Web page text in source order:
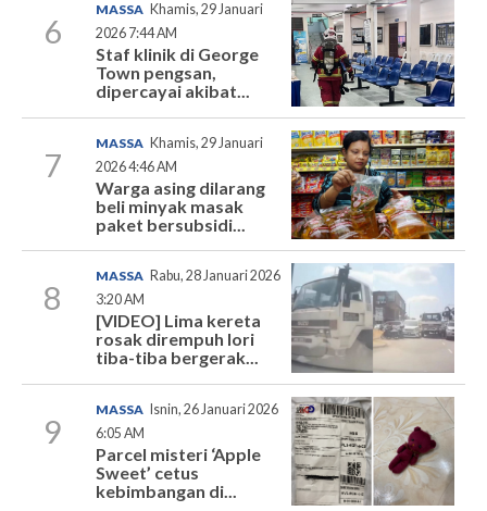
6
MASSA Khamis, 29 Januari
2026 7:44 AM
Staf klinik di George
Town pengsan,
dipercayai akibat...
7
MASSA Khamis, 29 Januari
2026 4:46 AM
Warga asing dilarang
beli minyak masak
paket bersubsidi...
8
MASSA Rabu, 28 Januari 2026
3:20 AM
[VIDEO] Lima kereta
rosak dirempuh lori
tiba-tiba bergerak...
9
MASSA
Isnin, 26 Januari 2026
6:05 AM
Parcel misteri ‘Apple
Sweet’ cetus
kebimbangan di...